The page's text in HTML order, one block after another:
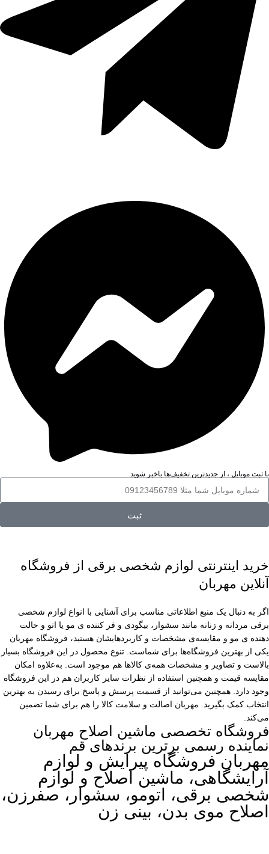
با ثبت موبایل ، از جدید‌ترین تخفیف‌ها با‌خبر شوید
ثبت
خرید اینترنتی لوازم شخصی برقی از فروشگاه
آنلاین مهربان
اگر به دنبال یک منبع اطلاعاتی مناسب برای آشنایی با انواع لوازم شخصی
برقی مردانه و زنانه مانند سشوار، بیگودی و فر کننده ی مو یا اتو و حالت
دهنده ی مو و مقایسه‌ی مشخصات و کاربردهایشان هستید، فروشگاه مهربان
یکی از بهترین فروشگاه‌ها برای شماست. تنوع محصول در این فروشگاه بسیار
بالاست و تصاویر و مشخصات همه‌ی کالاها هم موجود است. به‌علاوه امکان
مقایسه قیمت و همچنین استفاده از نظرات سایر کاربران هم در این فروشگاه
وجود دارد. همچنین می‌توانید از قسمت پرسش و پاسخ برای رسیدن به بهترین
انتخاب کمک بگیرید. مهربان اصالت و سلامت کالا را هم برای شما تضمین
می‌کند.
فروشگاه تخصصی ماشین اصلاح مهربان
نماینده رسمی برترین برندهای قم
مهربان فروشگاه پیرایش و لوازم
آرایشگاهی، ماشین اصلاح و لوازم
شخصی برقی، اتومو، سشوار، صفرزن،
اصلاح موی بدن، بینی زن